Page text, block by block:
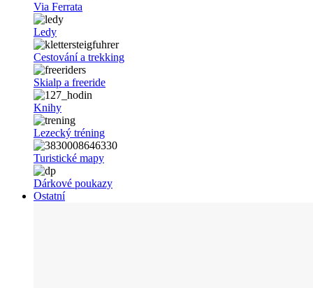
Via Ferrata
Ledy
Cestování a trekking
Skialp a freeride
Knihy
Lezecký tréning
Turistické mapy
Dárkové poukazy
Ostatní